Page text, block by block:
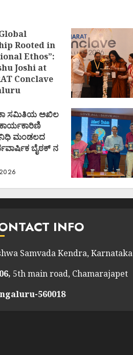
Rooted in
Ethos”:
Joshi at
Conclave
ಸಮಿತಿಯ ಅಖಿಲ
ಮಂಡಲದ
ಬೈಠಕ್ ನ
INFO
Samvada Kendra, Karnataka
5th main road, Chamarajapet
560018